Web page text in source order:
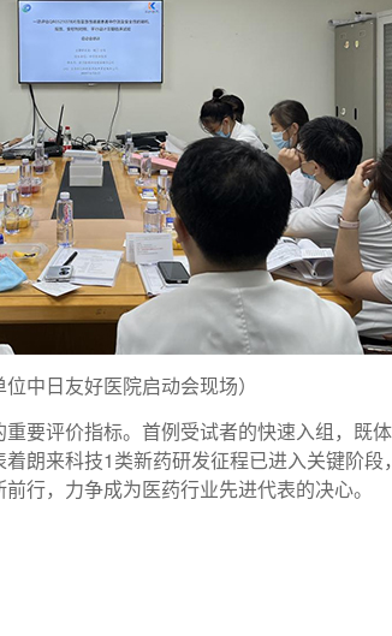
中日友好医院启动会现场）
要评价指标。首例受试者的快速入组，既
朗来科技1类新药研发征程已进入关键阶
行，力争成为医药行业先进代表的决心。